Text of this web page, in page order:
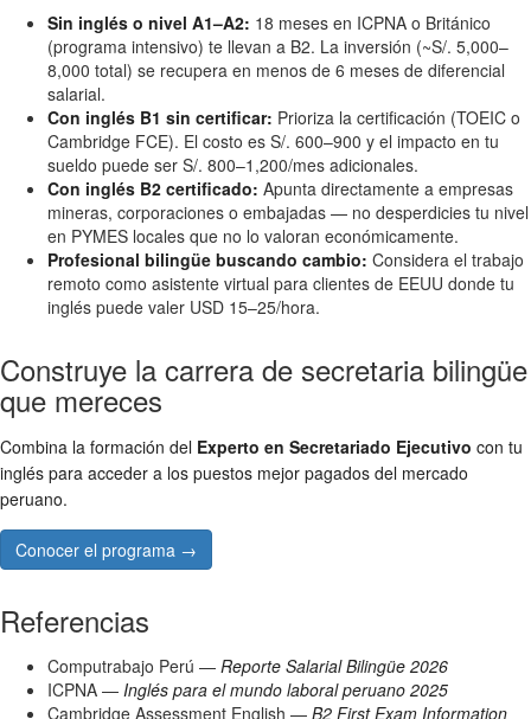
Sin inglés o nivel A1–A2: 18 meses en ICPNA o Británico
(programa intensivo) te llevan a B2. La inversión (~S/. 5,000–
8,000 total) se recupera en menos de 6 meses de diferencial
salarial.
Con inglés B1 sin certificar: Prioriza la certificación (TOEIC o
Cambridge FCE). El costo es S/. 600–900 y el impacto en tu
sueldo puede ser S/. 800–1,200/mes adicionales.
Con inglés B2 certificado: Apunta directamente a empresas
mineras, corporaciones o embajadas — no desperdicies tu nivel
en PYMES locales que no lo valoran económicamente.
Profesional bilingüe buscando cambio: Considera el trabajo
remoto como asistente virtual para clientes de EEUU donde tu
inglés puede valer USD 15–25/hora.
Construye la carrera de secretaria bilingüe
que mereces
Combina la formación del Experto en Secretariado Ejecutivo con tu
inglés para acceder a los puestos mejor pagados del mercado
peruano.
Conocer el programa →
Referencias
Computrabajo Perú — Reporte Salarial Bilingüe 2026
ICPNA — Inglés para el mundo laboral peruano 2025
Cambridge Assessment English — B2 First Exam Information